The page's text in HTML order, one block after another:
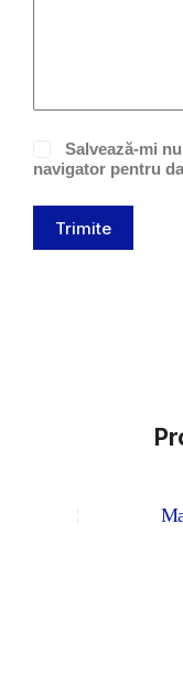
Salvează-mi
navigator pentru
Trimite